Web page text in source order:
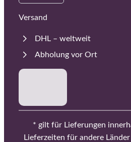
Versand
DHL – weltweit
Abholung vor Ort
* gilt für Lieferungen
Lieferzeiten für andere